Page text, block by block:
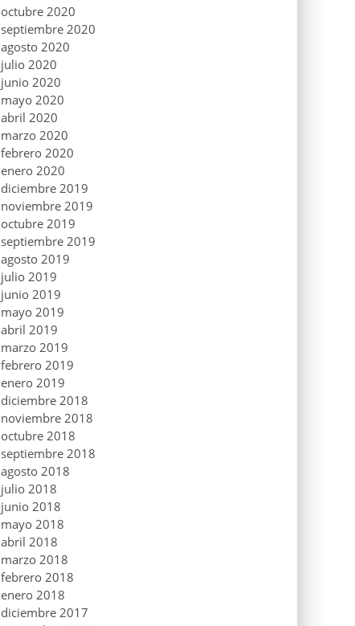
octubre 2020
septiembre 2020
agosto 2020
julio 2020
junio 2020
mayo 2020
abril 2020
marzo 2020
febrero 2020
enero 2020
diciembre 2019
noviembre 2019
octubre 2019
septiembre 2019
agosto 2019
julio 2019
junio 2019
mayo 2019
abril 2019
marzo 2019
febrero 2019
enero 2019
diciembre 2018
noviembre 2018
octubre 2018
septiembre 2018
agosto 2018
julio 2018
junio 2018
mayo 2018
abril 2018
marzo 2018
febrero 2018
enero 2018
diciembre 2017